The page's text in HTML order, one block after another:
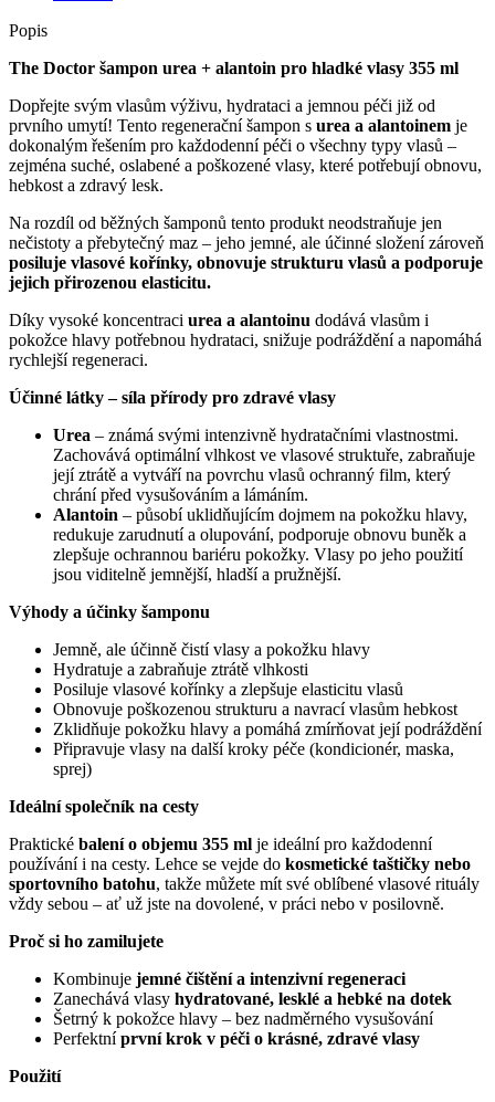
Popis
The Doctor šampon urea + alantoin pro hladké vlasy 355 ml
Dopřejte svým vlasům výživu, hydrataci a jemnou péči již od
prvního umytí! Tento regenerační šampon s urea a alantoinem je
dokonalým řešením pro každodenní péči o všechny typy vlasů –
zejména suché, oslabené a poškozené vlasy, které potřebují obnovu,
hebkost a zdravý lesk.
Na rozdíl od běžných šamponů tento produkt neodstraňuje jen
nečistoty a přebytečný maz – jeho jemné, ale účinné složení zároveň
posiluje vlasové kořínky, obnovuje strukturu vlasů a podporuje
jejich přirozenou elasticitu.
Díky vysoké koncentraci urea a alantoinu dodává vlasům i
pokožce hlavy potřebnou hydrataci, snižuje podráždění a napomáhá
rychlejší regeneraci.
Účinné látky – síla přírody pro zdravé vlasy
Urea – známá svými intenzivně hydratačními vlastnostmi.
Zachovává optimální vlhkost ve vlasové struktuře, zabraňuje
její ztrátě a vytváří na povrchu vlasů ochranný film, který
chrání před vysušováním a lámáním.
Alantoin – působí uklidňujícím dojmem na pokožku hlavy,
redukuje zarudnutí a olupování, podporuje obnovu buněk a
zlepšuje ochrannou bariéru pokožky. Vlasy po jeho použití
jsou viditelně jemnější, hladší a pružnější.
Výhody a účinky šamponu
Jemně, ale účinně čistí vlasy a pokožku hlavy
Hydratuje a zabraňuje ztrátě vlhkosti
Posiluje vlasové kořínky a zlepšuje elasticitu vlasů
Obnovuje poškozenou strukturu a navrací vlasům hebkost
Zklidňuje pokožku hlavy a pomáhá zmírňovat její podráždění
Připravuje vlasy na další kroky péče (kondicionér, maska,
sprej)
Ideální společník na cesty
Praktické balení o objemu 355 ml je ideální pro každodenní
používání i na cesty. Lehce se vejde do kosmetické taštičky nebo
sportovního batohu, takže můžete mít své oblíbené vlasové rituály
vždy sebou – ať už jste na dovolené, v práci nebo v posilovně.
Proč si ho zamilujete
Kombinuje jemné čištění a intenzivní regeneraci
Zanechává vlasy hydratované, lesklé a hebké na dotek
Šetrný k pokožce hlavy – bez nadměrného vysušování
Perfektníprvní krok v péči o krásné, zdravé vlasy
Použití